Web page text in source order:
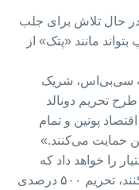
حال تلاش برای جلب
مانند «پتک» از
به سی‌بی‌اس، شریک
تحریم دونالد
پوتین و تمام
حمایت می‌کنند.»
را خواهد داد که
علیه کشورهایی که به روسیه کمک می‌کنند، تحریم ۵۰۰ درصدی